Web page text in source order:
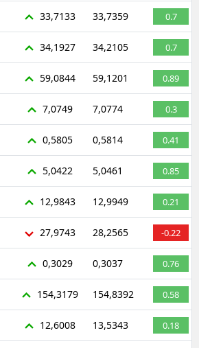
33,7133 33,7359 0.7
34,1927 34,2105 0.7
59,0844 59,1201 0.89
7,0749 7,0774 0.3
0,5805 0,5814 0.41
5,0422 5,0461 0.85
12,9843 12,9949 0.21
27,9743 28,2565 -0.22
0,3029 0,3037 0.76
154,3179 154,8392 0.58
12,6008 13,5343 0.18